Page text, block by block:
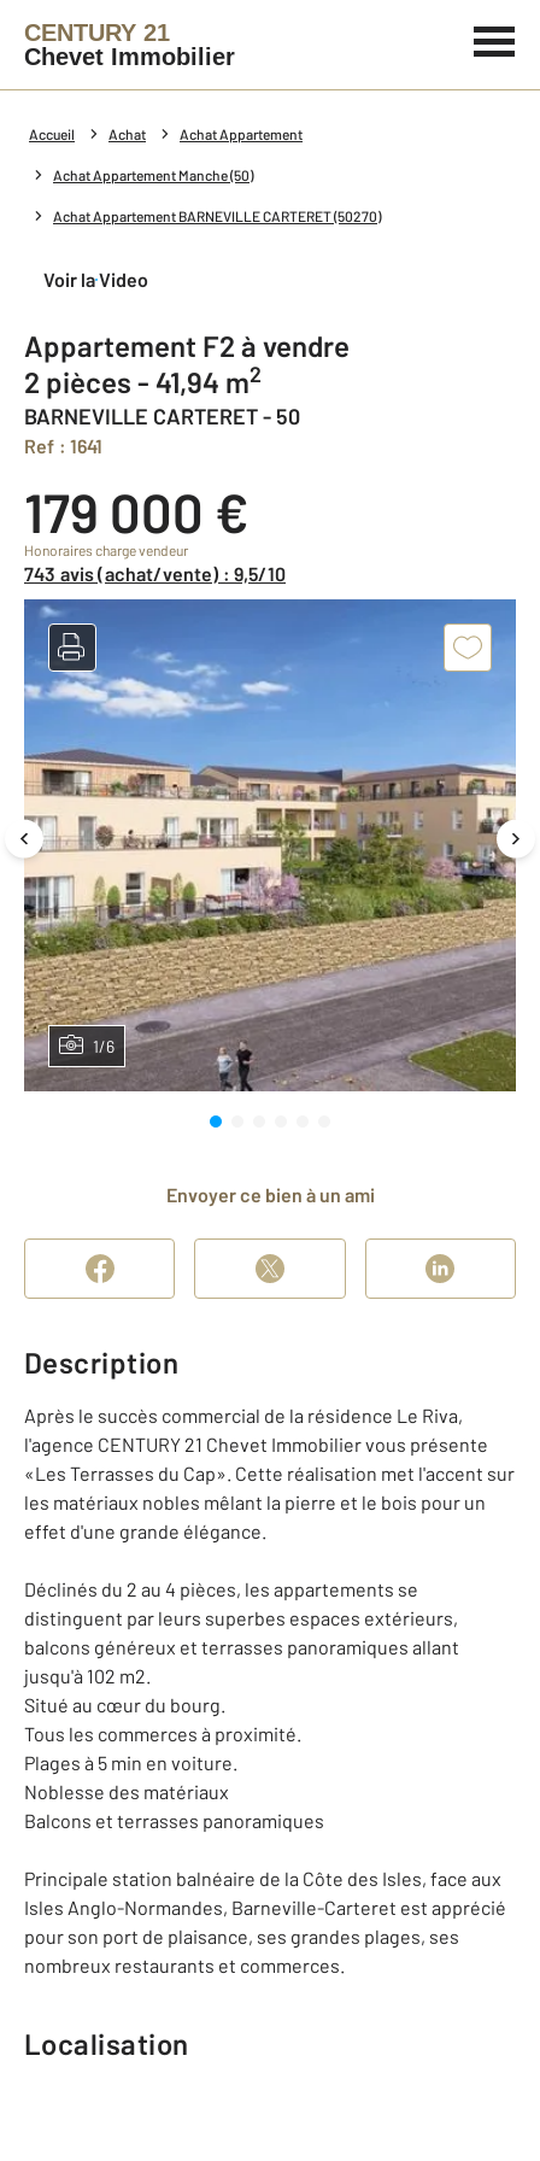
CENTURY 21
Chevet Immobilier
Accueil Achat Achat Appartement
Achat Appartement Manche (50)
Achat Appartement BARNEVILLE CARTERET (50270)
Voir la Video
Appartement F2 à vendre
2 pièces - 41,94 m2
BARNEVILLE CARTERET - 50
Ref : 1641
179 000 €
Honoraires charge vendeur
743 avis (achat/vente) : 9,5/10
1/6
Envoyer ce bien à un ami
Description
Après le succès commercial de la résidence Le Riva,
l'agence CENTURY 21 Chevet Immobilier vous présente
«Les Terrasses du Cap». Cette réalisation met l'accent sur
les matériaux nobles mêlant la pierre et le bois pour un
effet d'une grande élégance.
Déclinés du 2 au 4 pièces, les appartements se
distinguent par leurs superbes espaces extérieurs,
balcons généreux et terrasses panoramiques allant
jusqu'à 102 m2.
Situé au cœur du bourg.
Tous les commerces à proximité.
Plages à 5 min en voiture.
Noblesse des matériaux
Balcons et terrasses panoramiques
Principale station balnéaire de la Côte des Isles, face aux
Isles Anglo-Normandes, Barneville-Carteret est apprécié
pour son port de plaisance, ses grandes plages, ses
nombreux restaurants et commerces.
Localisation